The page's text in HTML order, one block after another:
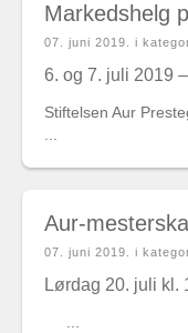
Markedshelg
07. juni 2019. i
6. og 7. juli 2019
Stiftelsen Aur
...
Aur-
07. juni 2019. i
Lørdag 20. juli kl.
...